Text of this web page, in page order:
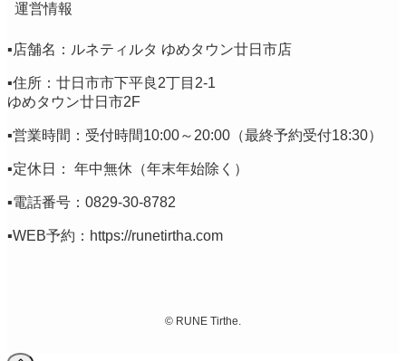
運営情報
▪️店舗名：ルネティルタ ゆめタウン廿日市店
▪️住所：廿日市市下平良2丁目2-1
ゆめタウン廿日市2F
▪️営業時間：受付時間10:00～20:00（最終予約受付18:30）
▪️定休日： 年中無休（年末年始除く）
▪️電話番号：0829-30-8782
▪️WEB予約： https://runetirtha.com
© RUNE Tirthe.